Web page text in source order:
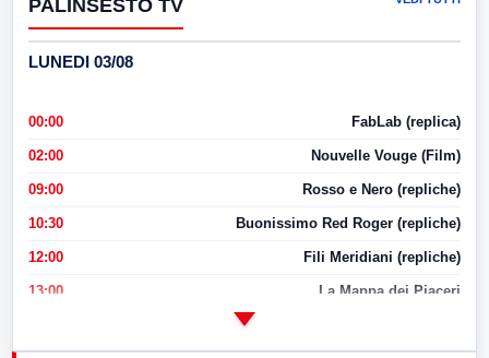
PALINSESTO TV
LUNEDI 03/08
00:00 FabLab (replica)
02:00 Nouvelle Vouge (Film)
09:00 Rosso e Nero (repliche)
10:30 Buonissimo Red Roger (repliche)
12:00 Fili Meridiani (repliche)
13:00 La Mappa dei Piaceri